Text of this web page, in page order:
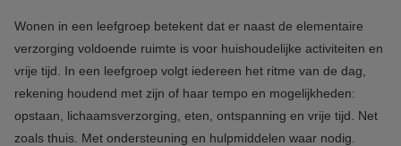
Wonen in een leefgroep betekent dat er naast de elementaire
verzorging voldoende ruimte is voor huishoudelijke activiteiten en
vrije tijd. In een leefgroep volgt iedereen het ritme van de dag,
rekening houdend met zijn of haar tempo en mogelijkheden:
opstaan, lichaamsverzorging, eten, ontspanning en vrije tijd. Net
zoals thuis. Met ondersteuning en hulpmiddelen waar nodig.